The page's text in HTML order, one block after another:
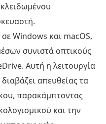
Windows και macOS,
συνιστά οπτικούς
Αυτή η λειτουργία
απευθείας τα
παρακάμπτοντας
και την